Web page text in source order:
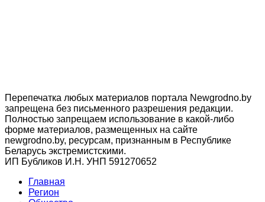
Перепечатка любых материалов портала Newgrodno.by
запрещена без письменного разрешения редакции.
Полностью запрещаем использование в какой-либо
форме материалов, размещенных на сайте
newgrodno.by, ресурсам, признанным в Республике
Беларусь экстремистскими.
ИП Бубликов И.Н. УНП 591270652
Главная
Регион